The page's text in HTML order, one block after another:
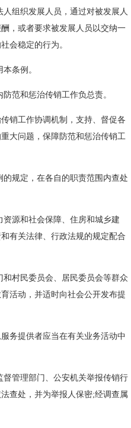
组织发展人员，通过对被发展人
，或者要求被发展人员以交纳一
会稳定的行为。
条例。
范和惩治传销工作负总责。
销工作协调机制，支持、督促各
大问题，保障防范和惩治传销工
规定，在各自的职责范围内查处
源和社会保障、住房和城乡建
有关法律、行政法规的规定配合
村民委员会、居民委员会等群众
活动，并适时向社会公开发布提
务提供者应当在有关业务活动中
管理部门、公安机关举报传销行
查处，并为举报人保密;经调查属